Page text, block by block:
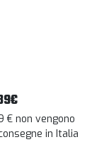
€ non vengono
in Italia